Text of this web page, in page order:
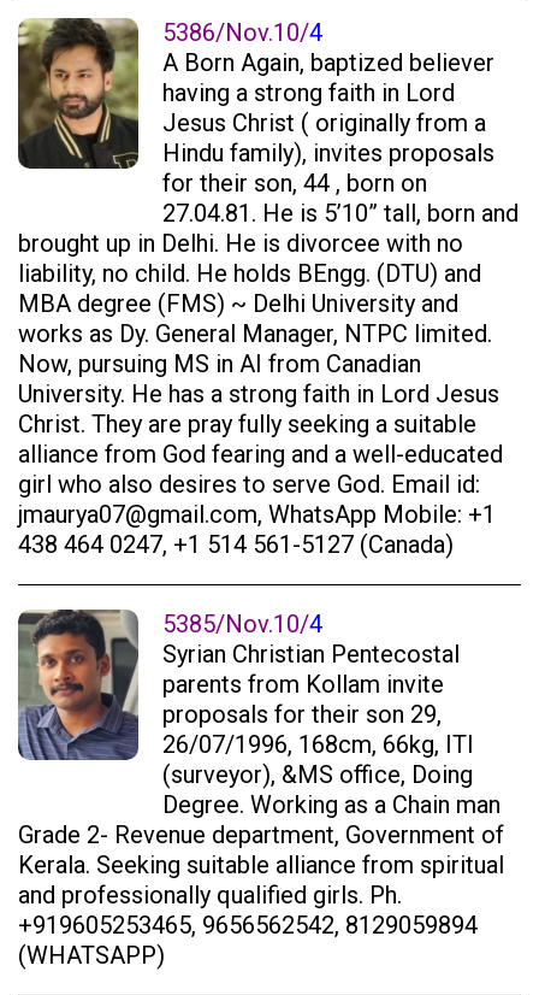
5386/Nov.10/4
A Born Again, baptized believer
having a strong faith in Lord
Jesus Christ ( originally from a
Hindu family), invites proposals
for their son, 44 , born on
27.04.81. He is 5’10” tall, born and
brought up in Delhi. He is divorcee with no
liability, no child. He holds BEngg. (DTU) and
MBA degree (FMS) ~ Delhi University and
works as Dy. General Manager, NTPC limited.
Now, pursuing MS in AI from Canadian
University. He has a strong faith in Lord Jesus
Christ. They are pray fully seeking a suitable
alliance from God fearing and a well-educated
girl who also desires to serve God. Email id:
jmaurya07@gmail.com, WhatsApp Mobile: +1
438 464 0247, +1 514 561-5127 (Canada)
5385/Nov.10/4
Syrian Christian Pentecostal
parents from Kollam invite
proposals for their son 29,
26/07/1996, 168cm, 66kg, ITI
(surveyor), &MS office, Doing
Degree. Working as a Chain man
Grade 2- Revenue department, Government of
Kerala. Seeking suitable alliance from spiritual
and professionally qualified girls. Ph.
+919605253465, 9656562542, 8129059894
(WHATSAPP)